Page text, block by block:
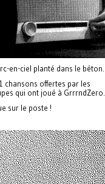
en-ciel planté dans le béton.
chansons offertes par les
qui ont joué à GrrrndZero.
sur le poste !